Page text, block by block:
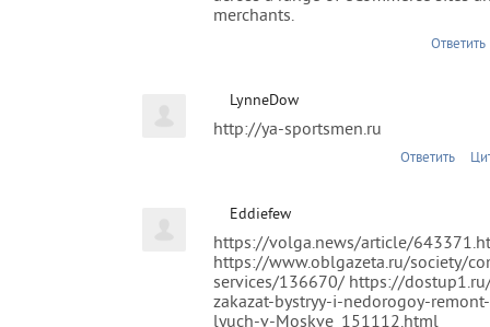
merchants.
Ответить
LynneDow
http://ya-sportsmen.ru
Ответить
Eddiefew
https://volga.news/article/
https://www.oblgazeta.ru/society/
services/136670/ https://
zakazat-bystryy-i-nedorogoy-
lyuch-v-Moskve_151112.html